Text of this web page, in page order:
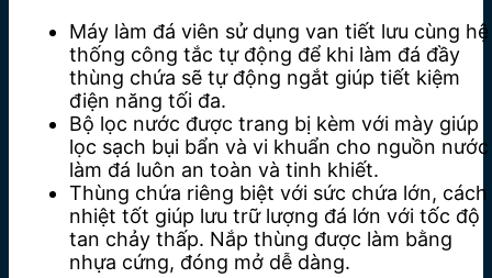
Máy làm đá viên sử dụng van tiết lưu cùng hệ
thống công tắc tự động để khi làm đá đầy
thùng chứa sẽ tự động ngắt giúp tiết kiệm
điện năng tối đa.
Bộ lọc nước được trang bị kèm với mày giúp
lọc sạch bụi bẩn và vi khuẩn cho nguồn nước
làm đá luôn an toàn và tinh khiết.
Thùng chứa riêng biệt với sức chứa lớn, cách
nhiệt tốt giúp lưu trữ lượng đá lớn với tốc độ
tan chảy thấp. Nắp thùng được làm bằng
nhựa cứng, đóng mở dễ dàng.